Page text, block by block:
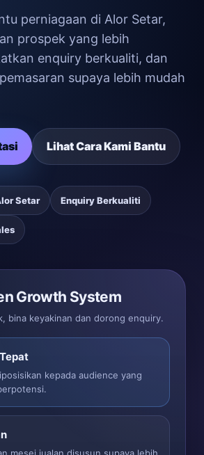
perniagaan di Alor Setar,
prospek yang lebih
enquiry berkualiti, dan
supaya lebih mudah
Lihat Cara Kami Bantu
Setar Enquiry Berkualiti
Growth System
bina keyakinan dan dorong enquiry.
kepada audience yang